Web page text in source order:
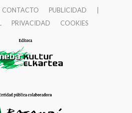
CONTACTO PUBLICIDAD
PRIVACIDAD COOKIES